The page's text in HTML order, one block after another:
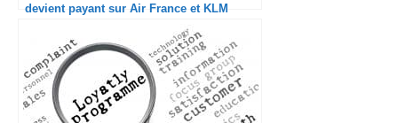
devient payant sur Air France et KLM